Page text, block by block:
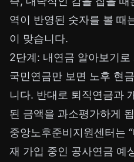
역이 반영된 숫자를 볼 때
이 맞습니다.
2단계: 내연금 알아보기로
국민연금만 보면 노후 현
니다. 반대로 퇴직연금과
된 금액을 과소평가하게
중앙노후준비지원센터는
재 가입 중인 공사연금 예